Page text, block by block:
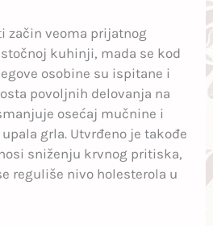
začin veoma prijatnog
kuhinji, mada se kod
osobine su ispitane i
povoljnih delovanja na
osećaj mučnine i
grla. Utvrđeno je takođe
sniženju krvnog pritiska,
reguliše nivo holesterola u